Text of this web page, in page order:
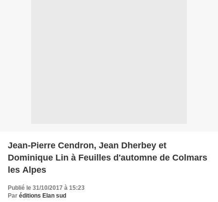
Jean-Pierre Cendron, Jean Dherbey et
Dominique Lin à Feuilles d'automne de Colmars
les Alpes
Publié le 31/10/2017 à 15:23
Par éditions Elan sud